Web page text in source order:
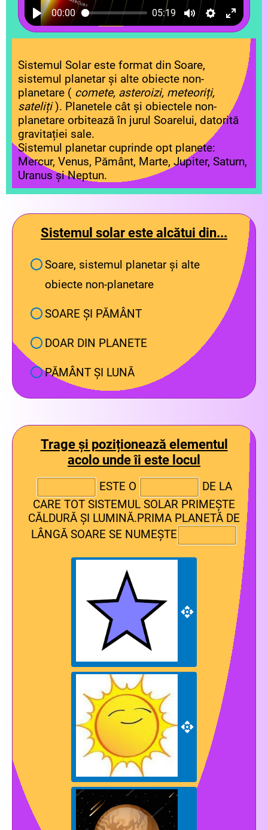
00:00 05:19
Sistemul Solar este format din Soare,
sistemul planetar și alte obiecte non-
planetare ( comete, asteroizi, meteoriți,
sateliți). Planetele cât și obiectele non-
planetare orbitează în jurul Soarelui, datorită
gravitației sale.
Sistemul planetar cuprinde opt planete:
Mercur, Venus, Pământ, Marte, Jupiter, Saturn,
Uranus și Neptun.
Sistemul solar este alcătui din...
Soare, sistemul planetar și alte
obiecte non-planetare
SOARE ȘI PĂMÂNT
DOAR DIN PLANETE
PĂMÂNT ȘI LUNĂ
Trage și poziționează elementul
acolo unde îi este locul
ESTE O
DE LA
CARE TOT SISTEMUL SOLAR PRIMEȘTE
CĂLDURĂ ȘI LUMINĂ.PRIMA PLANETĂ DE
LÂNGĂ SOARE SE NUMEȘTE